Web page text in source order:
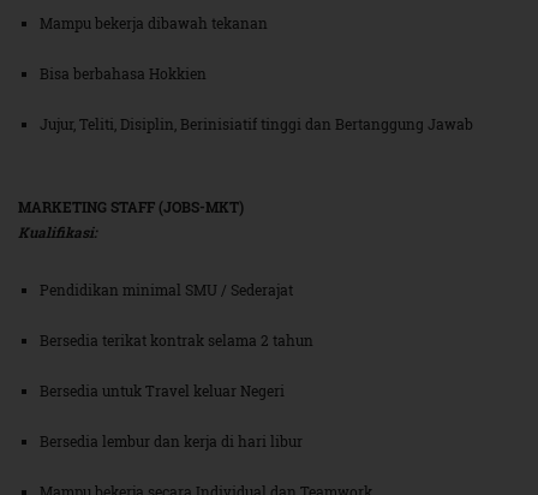
Mampu bekerja dibawah tekanan
Bisa berbahasa Hokkien
Jujur, Teliti, Disiplin, Berinisiatif tinggi dan Bertanggung Jawab
MARKETING STAFF (JOBS-MKT)
Kualifikasi:
Pendidikan minimal SMU / Sederajat
Bersedia terikat kontrak selama 2 tahun
Bersedia untuk Travel keluar Negeri
Bersedia lembur dan kerja di hari libur